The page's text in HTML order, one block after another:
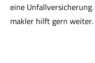
eine
makler hilft gern weiter.